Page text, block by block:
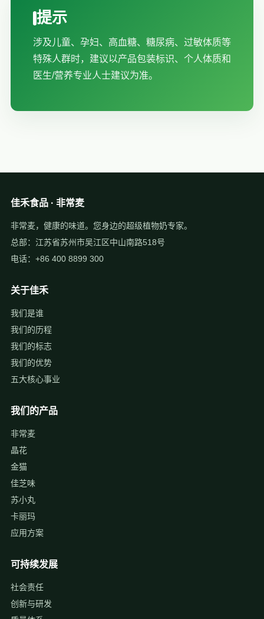
提示
涉及儿童、孕妇、高血糖、糖尿病、过敏体质等
特殊人群时，建议以产品包装标识、个人体质和
医生/营养专业人士建议为准。
佳禾食品 · 非常麦
非常麦，健康的味道。您身边的超级植物奶专家。
总部：江苏省苏州市吴江区中山南路518号
电话：+86 400 8899 300
关于佳禾
我们是谁
我们的历程
我们的标志
我们的优势
五大核心事业
我们的产品
非常麦
晶花
金猫
佳芝味
苏小丸
卡丽玛
应用方案
可持续发展
社会责任
创新与研发